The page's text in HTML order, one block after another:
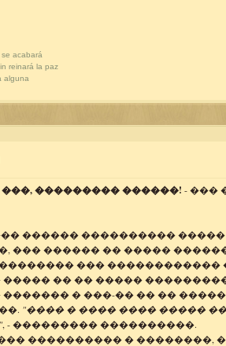
acabará
reinará la paz
alguna
��������� ������! - ���
������ ����������
��� ������ �� �����
��� ������������
����� �� �� �����
� ���-�� �� ��
"���� � ���� ���� �����
, - ��������� ����������.
���������� � ��������,